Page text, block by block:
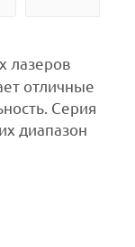
лазеров
отличные
Серия
диапазон